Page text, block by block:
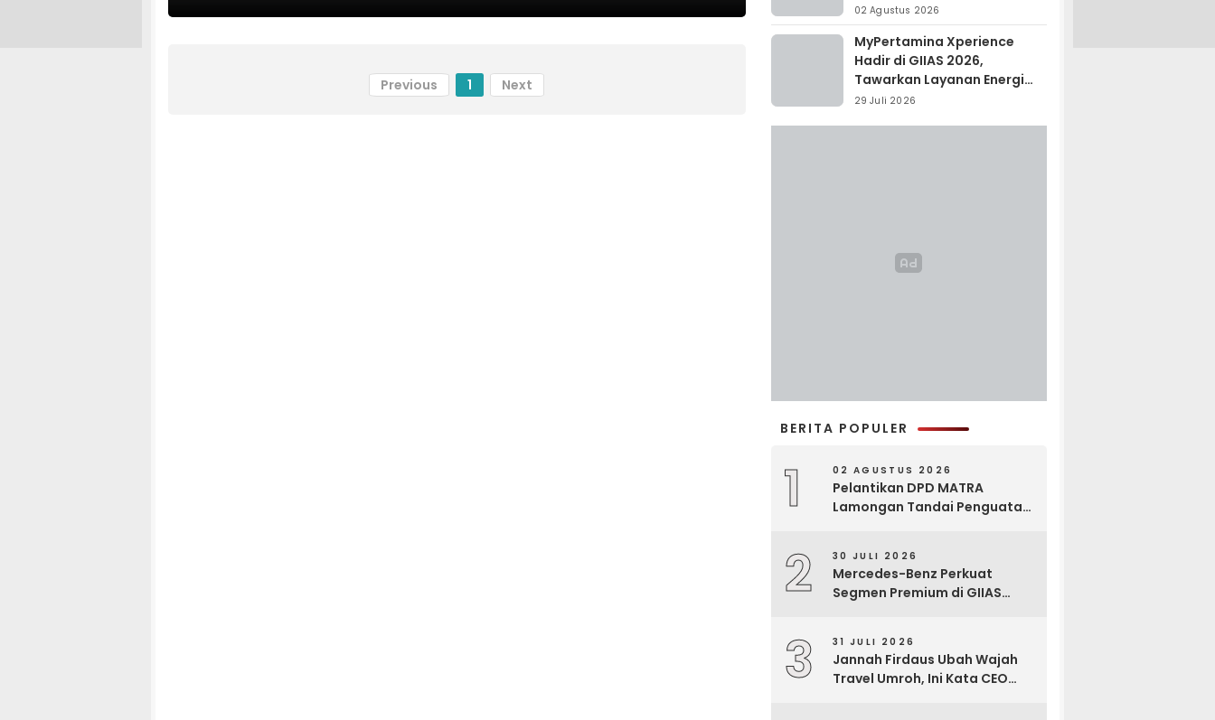
Previous 1 Next
02 Agustus 2026
MyPertamina Xperience
Hadir di GIIAS 2026,
Tawarkan Layanan Energi
Terintegrasi
29 Juli 2026
BERITA POPULER
1 02 AGUSTUS 2026
Pelantikan DPD MATRA
Lamongan Tandai Penguatan
2 30 JULI 2026
Mercedes-Benz Perkuat
Segmen Premium di GIIAS
3 31 JULI 2026
Jannah Firdaus Ubah Wajah
Travel Umroh, Ini Kata CEO